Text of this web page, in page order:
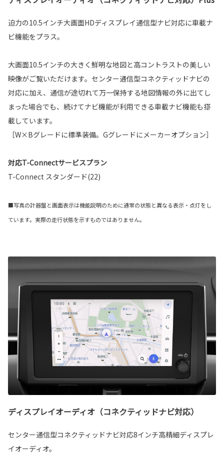
迫力の10.5インチ大画面HDディスプレイ通信型ナビ対応に車載ナ
ビ機能をプラス。
大画面10.5インチの大きく鮮明な地図と高コントラストの美しい
映像がご覧いただけます。センター通信型コネクティッドナビの
対応に加え、通信が途切れて万一保持する地図情報の外に出てし
まった場合でも、続けてナビ機能が利用できる車載ナビ機能も搭
載しています。
［W×Bグレードに標準装備。Gグレードにメーカーオプション］
対応T-Connectサービスプラン
T-Connect スタンダード(22)
■写真の計器盤と画面表示は機能説明のために通常の状態と異なる表示・点灯をし
ています。実際の走行状態を示すものではありません。
ディスプレイオーディオ（コネクティッドナビ対応）
センター通信型コネクティッドナビ対応8インチ高精細ディスプレ
イオーディオ。